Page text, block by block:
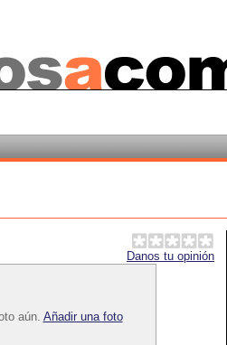
Danos tu opinión
aún. Añadir una foto